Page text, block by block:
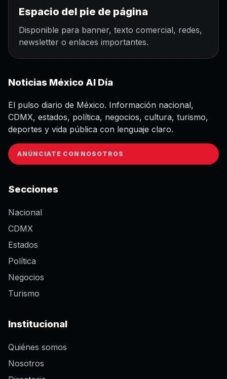
Espacio del pie de página
Disponible para banner, texto comercial, redes,
newsletter o enlaces importantes.
Noticias México Al Día
El pulso diario de México. Información nacional,
CDMX, estados, política, negocios, cultura, turismo,
deportes y vida pública con lenguaje claro.
ANÚNCIATE CON NOSOTROS
Secciones
Nacional
CDMX
Estados
Política
Negocios
Turismo
Institucional
Quiénes somos
Nosotros